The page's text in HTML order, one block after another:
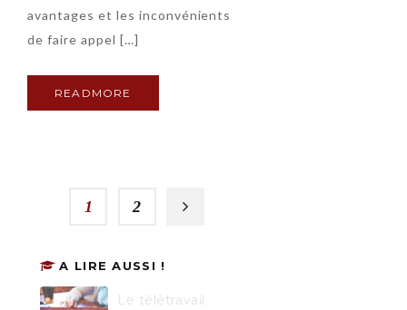
avantages et les inconvénients
de faire appel […]
READMORE
1 2
A LIRE AUSSI !
Le télétravail